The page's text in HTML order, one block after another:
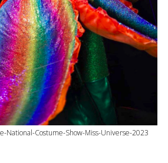
National-Costume-Show-Miss-Universe-2023